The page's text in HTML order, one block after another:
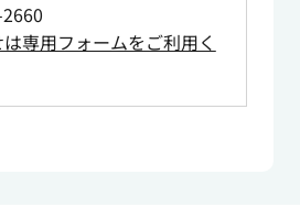
専用フォームをご利用く